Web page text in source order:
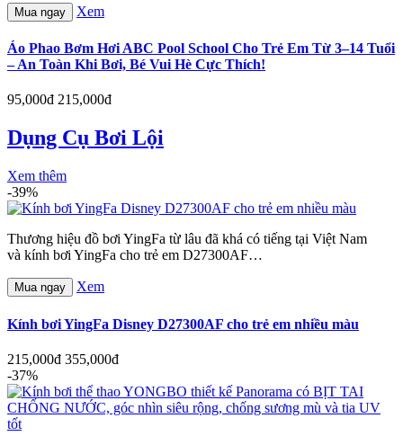
Mua ngay Xem
Áo Phao Bơm Hơi ABC Pool School Cho Trẻ Em Từ 3–14 Tuổi
– An Toàn Khi Bơi, Bé Vui Hè Cực Thích!
95,000đ 215,000đ
Dụng Cụ Bơi Lội
Xem thêm
-39%
Thương hiệu đồ bơi YingFa từ lâu đã khá có tiếng tại Việt Nam
và kính bơi YingFa cho trẻ em D27300AF…
Mua ngay Xem
Kính bơi YingFa Disney D27300AF cho trẻ em nhiều màu
215,000đ 355,000đ
-37%